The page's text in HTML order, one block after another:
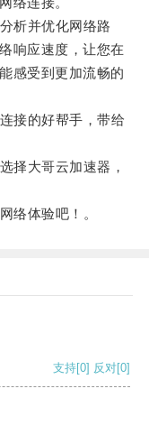
析并优化网络路
响应速度，让您在
感受到更加流畅的
接的好帮手，带给
大哥云加速器，
体验吧！。
支持[0] 反对[0]